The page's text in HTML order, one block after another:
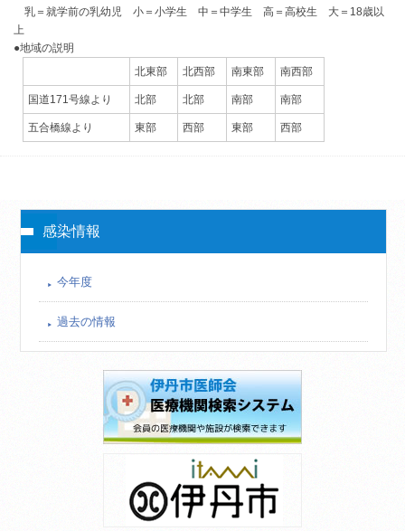
乳＝就学前の乳幼児 小＝小学生 中＝中学生 高＝高校生 大＝18歳以
上
●地域の説明
北東部
北西部 南東部 南西部
国道171号線より 北部 北部 南部 南部
五合橋線より 東部 西部 東部 西部
感染情報
今年度
過去の情報